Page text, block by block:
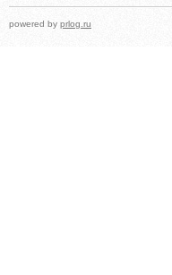
powered by prlog.ru